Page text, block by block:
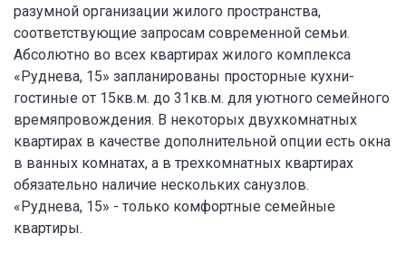
разумной организации жилого пространства,
соответствующие запросам современной семьи.
Абсолютно во всех квартирах жилого комплекса
«Руднева, 15» запланированы просторные кухни-
гостиные от 15кв.м. до 31кв.м. для уютного семейного
времяпровождения. В некоторых двухкомнатных
квартирах в качестве дополнительной опции есть окна
в ванных комнатах, а в трехкомнатных квартирах
обязательно наличие нескольких санузлов.
«Руднева, 15» - только комфортные семейные
квартиры.